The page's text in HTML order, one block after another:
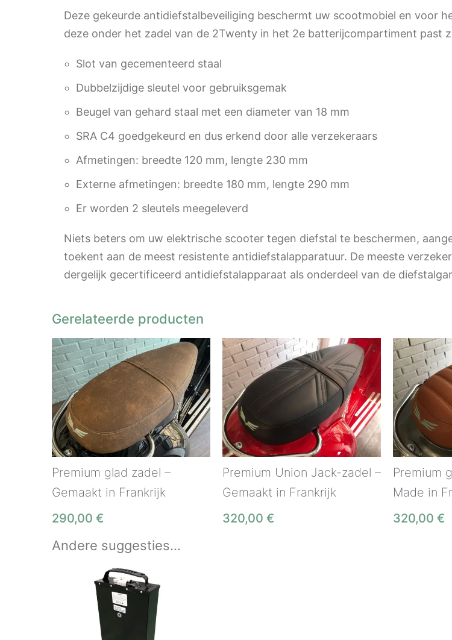
Deze gekeurde antidiefstalbeveiliging beschermt uw scootmobiel en voor
deze onder het zadel van de 2Twenty in het 2e batterijcompartiment past
Slot van gecementeerd staal
Dubbelzijdige sleutel voor gebruiksgemak
Beugel van gehard staal met een diameter van 18 mm
SRA C4 goedgekeurd en dus erkend door alle verzekeraars
Afmetingen: breedte 120 mm, lengte 230 mm
Externe afmetingen: breedte 180 mm, lengte 290 mm
Er worden 2 sleutels meegeleverd
Niets beters om uw elektrische scooter tegen diefstal te beschermen,
toekent aan de meest resistente antidiefstalapparatuur. De meeste
dergelijk gecertificeerd antidiefstalapparaat als onderdeel van de
Gerelateerde producten
Premium glad zadel –
Gemaakt in Frankrijk
290,00 €
Premium Union Jack-zadel –
Gemaakt in Frankrijk
320,00 €
Premium
Made in
320,00 €
Andere suggesties…